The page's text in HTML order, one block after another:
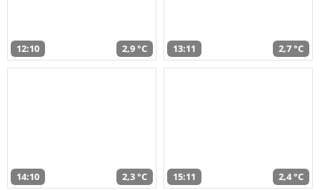
12:10 2,9 °C 13:11 2,7 °C
14:10 2,3 °C 15:11 2,4 °C